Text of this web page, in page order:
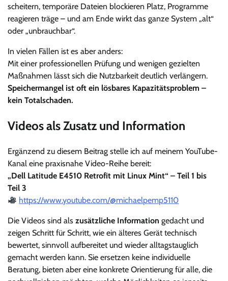
scheitern, temporäre Dateien blockieren Platz, Programme
reagieren träge – und am Ende wirkt das ganze System „alt“
oder „unbrauchbar“.
In vielen Fällen ist es aber anders:
Mit einer professionellen Prüfung und wenigen gezielten
Maßnahmen lässt sich die Nutzbarkeit deutlich verlängern.
Speichermangel ist oft ein lösbares Kapazitätsproblem –
kein Totalschaden.
Videos als Zusatz und Information
Ergänzend zu diesem Beitrag stelle ich auf meinem YouTube-
Kanal eine praxisnahe Video-Reihe bereit:
„Dell Latitude E4510 Retrofit mit Linux Mint“ – Teil 1 bis
Teil 3
https://www.youtube.com/@michaelpemp5110
Die Videos sind als zusätzliche Information gedacht und
zeigen Schritt für Schritt, wie ein älteres Gerät technisch
bewertet, sinnvoll aufbereitet und wieder alltagstauglich
gemacht werden kann. Sie ersetzen keine individuelle
Beratung, bieten aber eine konkrete Orientierung für alle, die